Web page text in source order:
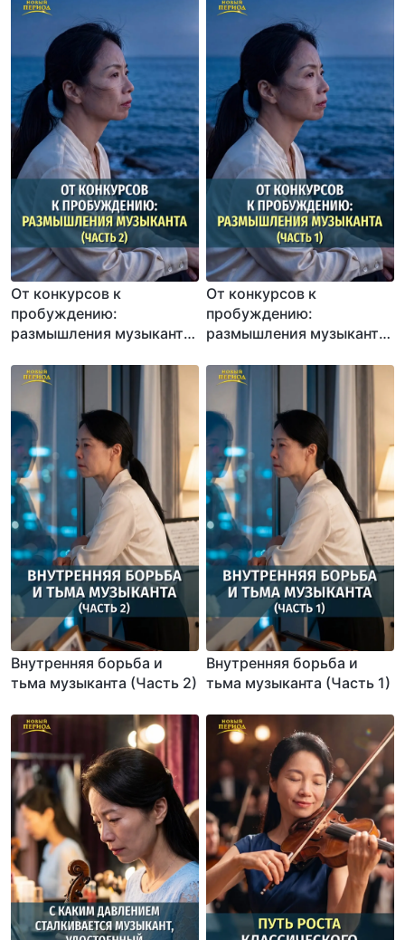
От конкурсов к
пробуждению:
размышления музыканта
От конкурсов к
пробуждению:
размышления музыканта
Внутренняя борьба и
тьма музыканта (Часть 2)
Внутренняя борьба и
тьма музыканта (Часть 1)